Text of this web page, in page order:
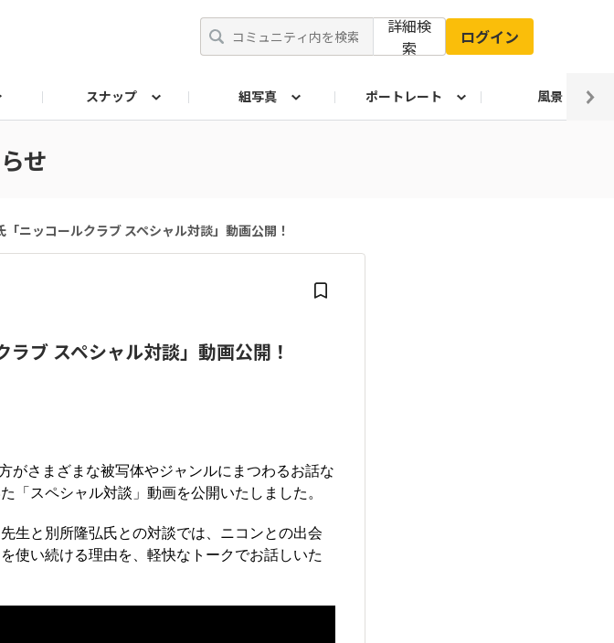
詳細検
索
ログイン
スナップ 組写真 ポートレート 風景
せ
ニッコールクラブ スペシャル対談」動画公開！
ブ スペシャル対談」動画公開！
がさまざまな被写体やジャンルにまつわるお話な
「スペシャル対談」動画を公開いたしました。
生と別所隆弘氏との対談では、ニコンとの出会
使い続ける理由を、軽快なトークでお話しいた